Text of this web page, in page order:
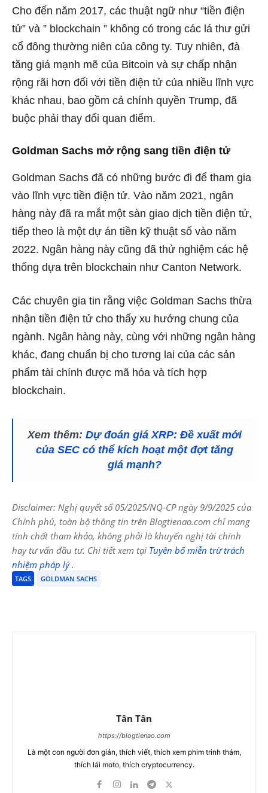
Cho đến năm 2017, các thuật ngữ như “tiền điện
tử” và ” blockchain ” không có trong các lá thư gửi
cổ đông thường niên của công ty. Tuy nhiên, đà
tăng giá mạnh mẽ của Bitcoin và sự chấp nhận
rộng rãi hơn đối với tiền điện tử của nhiều lĩnh vực
khác nhau, bao gồm cả chính quyền Trump, đã
buộc phải thay đổi quan điểm.
Goldman Sachs mở rộng sang tiền điện tử
Goldman Sachs đã có những bước đi để tham gia
vào lĩnh vực tiền điện tử. Vào năm 2021, ngân
hàng này đã ra mắt một sàn giao dịch tiền điện tử,
tiếp theo là một dự án tiền kỹ thuật số vào năm
2022. Ngân hàng này cũng đã thử nghiệm các hệ
thống dựa trên blockchain như Canton Network.
Các chuyên gia tin rằng việc Goldman Sachs thừa
nhận tiền điện tử cho thấy xu hướng chung của
ngành. Ngân hàng này, cùng với những ngân hàng
khác, đang chuẩn bị cho tương lai của các sản
phẩm tài chính được mã hóa và tích hợp
blockchain.
Xem thêm: Dự đoán giá XRP: Đề xuất mới
của SEC có thể kích hoạt một đợt tăng
giá mạnh?
Disclaimer: Nghị quyết số 05/2025/NQ-CP ngày 9/9/2025 của
Chính phủ, toàn bộ thông tin trên Blogtienao.com chỉ mang
tính chất tham khảo, không phải là khuyến nghị tài chính
hay tư vấn đầu tư. Chi tiết xem tại Tuyên bố miễn trừ trách
nhiệm pháp lý.
TAGS GOLDMAN SACHS
Tân Tân
https://blogtienao.com
Là một con người đơn giản, thích viết, thích xem phim trinh thám,
thích lái moto, thích cryptocurrency.